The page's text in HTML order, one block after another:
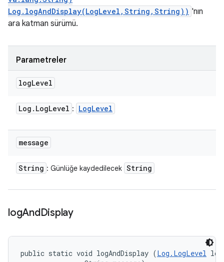
Log.logAndDisplay(LogLevel,String,String)) 'nın
ara katman sürümü.
Parametreler
logLevel
Log . LogLevel : LogLevel
message
String : Günlüğe kaydedilecek String
logAndDisplay
public static void logAndDisplay (Log.LogLevel